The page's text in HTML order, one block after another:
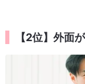
【2位】外面